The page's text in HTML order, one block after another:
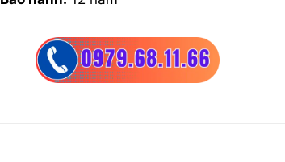
chịu lực, mài mòn bề mặt, chống mối mọt